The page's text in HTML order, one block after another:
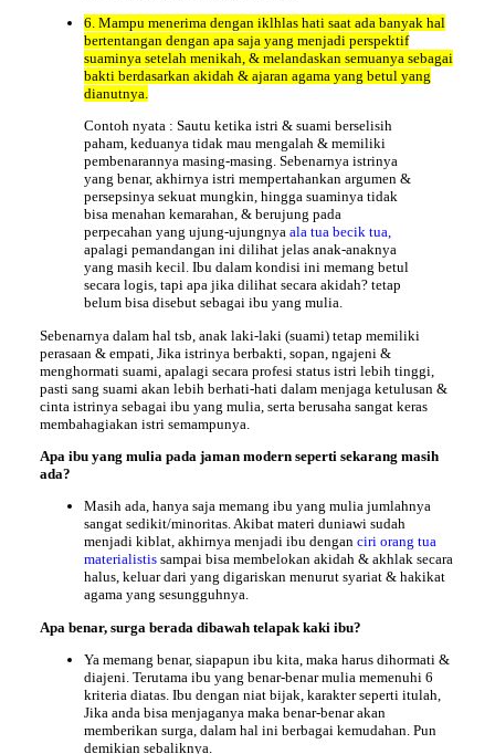
6. Mampu menerima dengan iklhlas hati saat ada banyak hal
bertentangan dengan apa saja yang menjadi perspektif
suaminya setelah menikah, & melandaskan semuanya sebagai
bakti berdasarkan akidah & ajaran agama yang betul yang
dianutnya.
Contoh nyata : Sautu ketika istri & suami berselisih
paham, keduanya tidak mau mengalah & memiliki
pembenarannya masing-masing. Sebenarnya istrinya
yang benar, akhirnya istri mempertahankan argumen &
persepsinya sekuat mungkin, hingga suaminya tidak
bisa menahan kemarahan, & berujung pada
perpecahan yang ujung-ujungnya ala tua becik tua,
apalagi pemandangan ini dilihat jelas anak-anaknya
yang masih kecil. Ibu dalam kondisi ini memang betul
secara logis, tapi apa jika dilihat secara akidah? tetap
belum bisa disebut sebagai ibu yang mulia.
Sebenarnya dalam hal tsb, anak laki-laki (suami) tetap memiliki
perasaan & empati, Jika istrinya berbakti, sopan, ngajeni &
menghormati suami, apalagi secara profesi status istri lebih tinggi,
pasti sang suami akan lebih berhati-hati dalam menjaga ketulusan &
cinta istrinya sebagai ibu yang mulia, serta berusaha sangat keras
membahagiakan istri semampunya.
Apa ibu yang mulia pada jaman modern seperti sekarang masih
ada?
Masih ada, hanya saja memang ibu yang mulia jumlahnya
sangat sedikit/minoritas. Akibat materi duniawi sudah
menjadi kiblat, akhirnya menjadi ibu dengan ciri orang tua
materialistis sampai bisa membelokan akidah & akhlak secara
halus, keluar dari yang digariskan menurut syariat & hakikat
agama yang sesungguhnya.
Apa benar, surga berada dibawah telapak kaki ibu?
Ya memang benar, siapapun ibu kita, maka harus dihormati &
diajeni. Terutama ibu yang benar-benar mulia memenuhi 6
kriteria diatas. Ibu dengan niat bijak, karakter seperti itulah,
Jika anda bisa menjaganya maka benar-benar akan
memberikan surga, dalam hal ini berbagai kemudahan. Pun
demikian sebaliknya.